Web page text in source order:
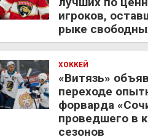
игроков,
рыке
ХОККЕЙ
«Витязь»
переходе
форварда
проведшего в
сезонов